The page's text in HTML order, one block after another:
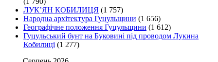
ЛУК’ЯН КОБИЛИЦЯ (1 757)
Народна архітектура Гуцульщини (1 656)
Географічне положення Гуцульщини (1 612)
Гуцульський бунт на Буковині під проводом Лукина
Кобилиці (1 277)